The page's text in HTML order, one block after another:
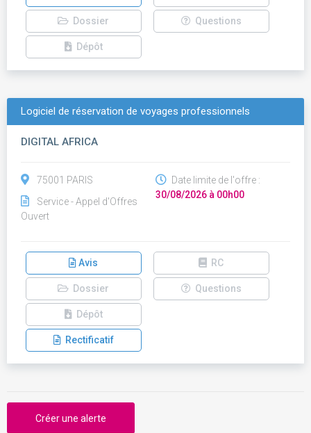
Dossier Questions
Dépôt
Logiciel de réservation de voyages professionnels
DIGITAL AFRICA
75001 PARIS
Service - Appel d'Offres
Ouvert
Date limite de l'offre :
30/08/2026 à 00h00
Avis RC
Dossier Questions
Dépôt
Rectificatif
Créer une alerte